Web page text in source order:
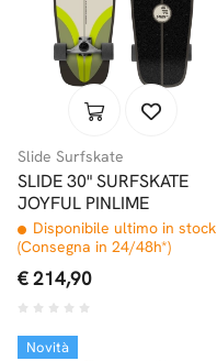
Slide Surfskate
SLIDE 30" SURFSKATE
JOYFUL PINLIME
Disponibile ultimo in stock
(Consegna in 24/48h*)
€ 214,90
Novità